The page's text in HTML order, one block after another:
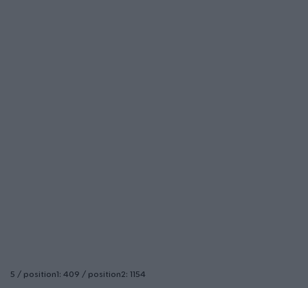
5 / position1: 409 / position2: 1154